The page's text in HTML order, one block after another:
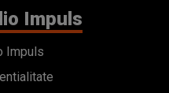
Impuls
Impuls